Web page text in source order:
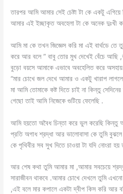
তারপর আমি আমার সেই চেষ্টা টা কে একটু এগিয়ে
আমার এই ইচ্ছাকৃত অবহেলা টা কে অনেক দুঃখী
আমি মা কে তখন জিজ্ঞেস করি মা এই বার্থডে তে
করে আর বলে ” বাবু তোর মুখ দেখেই বেঁচে
বুড়ো বয়সে আমাকে এভাবে অবহেলিত করে
“মার চোখে জল দেখে আমার ও একটু খারাপ
মা আমি তোমাকে কষ্ট দিতে চাই না কিন্তু
গেছো তাই আমি নিজেকে গুটিয়ে ফেলেছি .
আমি হয়তো অবৈধ চিন্তা করে ভুল করেছি কিন্তু
প্রতি অগাধ শ্রদ্ধা আর ভালোবাসা কে তুমি বুঝলে
কে পৃথিবীর সব সুখ দিতে চাওয়া টা যদি নোংরা
আর শেষ কথা তুমি আমার মা ,আমার সবচেয়ে
সারাজীবন থাকবে .আমার চোখে দেখলে তুমি
,এই বলে মার কপালে একটা দ্বীপ কিস করি আর